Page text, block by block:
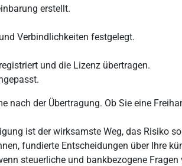
erstellt.
Verbindlichkeiten festgelegt.
und die Lizenz übertragen.
der Übertragung. Ob Sie eine
ist der wirksamste Weg, das Risiko
fundierte Entscheidungen über Ihre
steuerliche und bankbezogene Fragen